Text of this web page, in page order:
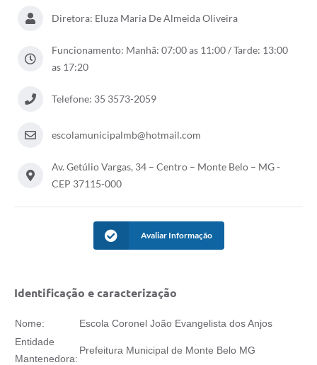
Diretora: Eluza Maria De Almeida Oliveira
Funcionamento: Manhã: 07:00 as 11:00 / Tarde: 13:00
as 17:20
Telefone: 35 3573-2059
escolamunicipalmb@hotmail.com
Av. Getúlio Vargas, 34 – Centro – Monte Belo – MG -
CEP 37115-000
Avaliar Informação
Identificação e caracterização
Nome:
Escola Coronel João Evangelista dos Anjos
Entidade
Mantenedora:
Prefeitura Municipal de Monte Belo MG